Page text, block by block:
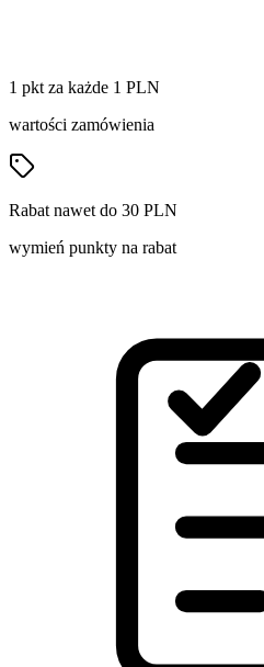
1 pkt za każde 1 PLN
wartości zamówienia
Rabat nawet do 30 PLN
wymień punkty na rabat